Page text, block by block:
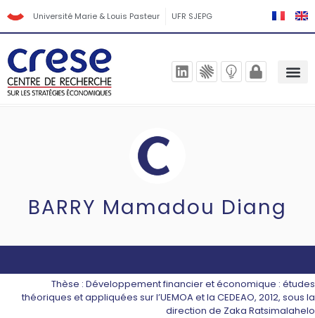
Université Marie & Louis Pasteur UFR SJEPG
BARRY Mamadou Diang
Thèse : Développement financier et économique : études
théoriques et appliquées sur l’UEMOA et la CEDEAO, 2012, sous la
direction de Zaka Ratsimalahelo